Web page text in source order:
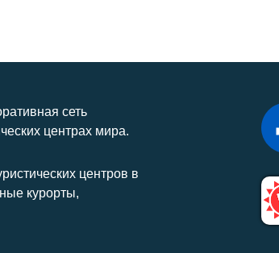
сеть
центрах мира.
центров в
курорты,